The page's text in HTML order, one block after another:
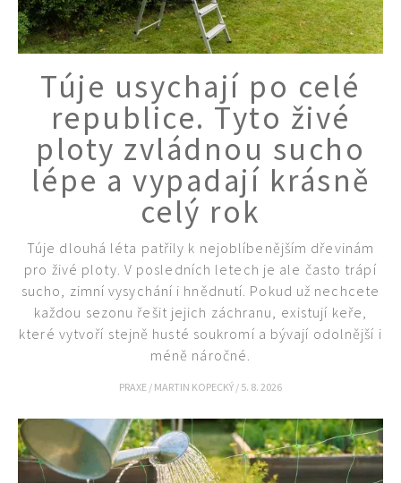
Túje usychají po celé
republice. Tyto živé
ploty zvládnou sucho
lépe a vypadají krásně
celý rok
Túje dlouhá léta patřily k nejoblíbenějším dřevinám
pro živé ploty. V posledních letech je ale často trápí
sucho, zimní vysychání i hnědnutí. Pokud už nechcete
každou sezonu řešit jejich záchranu, existují keře,
které vytvoří stejně husté soukromí a bývají odolnější i
méně náročné.
PRAXE / MARTIN KOPECKÝ / 5. 8. 2026